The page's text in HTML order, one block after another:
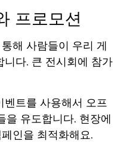
프로모션
해 사람들이 우리 게
다. 큰 전시회에 참가
벤트를 사용해서 오프
을 유도합니다. 현장에
인을 최적화해요.